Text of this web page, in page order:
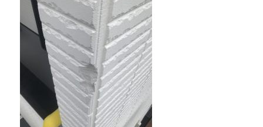
CONTACT
ACCESS
©2018 SHIKIZEN